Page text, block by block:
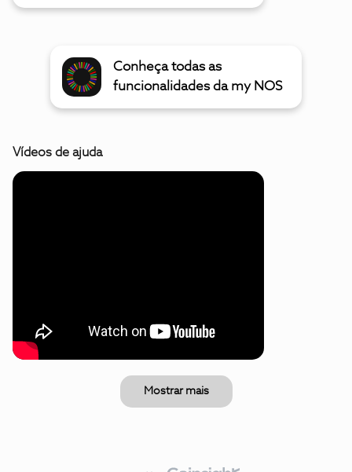
Conheça todas as
funcionalidades da my NOS
Vídeos de ajuda
Mostrar mais